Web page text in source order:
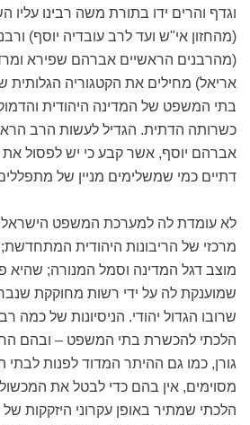
וגדף והרים ידו בתורת משה רבינו עליו
(מהחזון אי"ש ועד לרב עובדיה יוסף)
(מהרבנים הראשיים אברהם שפירא
אריאל) מחילים את הקטגוריה הגלותית
בתי המשפט של המדינה היהודית
כשרותה הדתית. הגדיל לעשות הרב
אברהם יוסף, אשר קבע כי יש לפסול את
דתיים כמי שמשלימים מניין של
לא עומדת לה למערכת המשפט
מרכזי של הריבונות היהודית
מוצב דגל המדינה וסמל המנורה; שהיא
שמוענקת לה על ידי רשות מחוקקת
שרובו הגדול יהודי. הניסיונות של כמה
הלכתי להכשרת בתי המשפט – ובהם
גורן, כמו גם ההיתר המדוד לפנות
מסוימים, אין בהם כדי לבטל את
הלכתי שמתיר באופן עקרוני היזקקות